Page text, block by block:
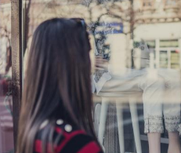
Развитие и
витрины